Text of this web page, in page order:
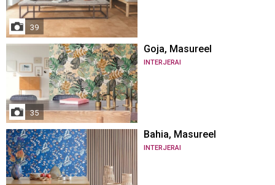
39
35
Goja, Masureel
INTERJERAI
Bahia, Masureel
INTERJERAI